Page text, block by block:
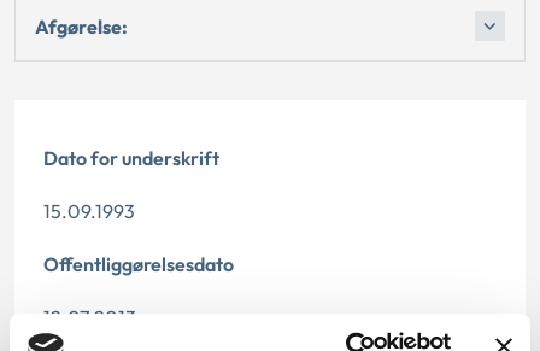
Afgørelse:
Dato for underskrift
15.09.1993
Offentliggørelsesdato
12.07.2013